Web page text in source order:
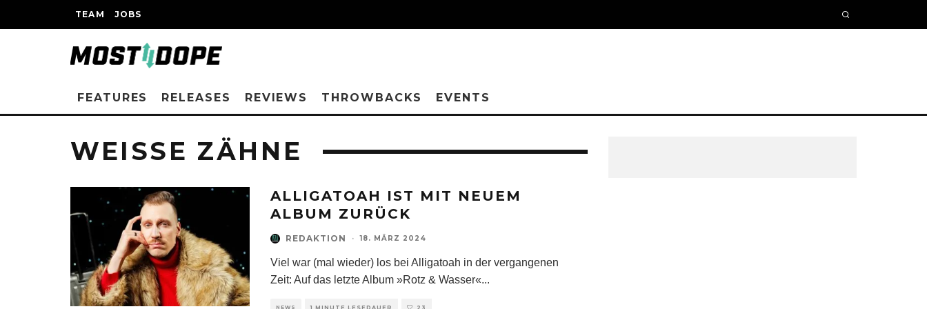
TEAM JOBS
FEATURES RELEASES REVIEWS THROWBACKS EVENTS
WEISSE ZÄHNE
ALLIGATOAH IST MIT NEUEM
ALBUM ZURÜCK
REDAKTION · 18. MÄRZ 2024
Viel war (mal wieder) los bei Alligatoah in der vergangenen
Zeit: Auf das letzte Album »Rotz & Wasser«...
NEWS 1 MINUTE LESEDAUER 23